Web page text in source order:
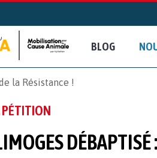
BLOG
la Résistance !
PÉTITION
DÉBAPTISÉ